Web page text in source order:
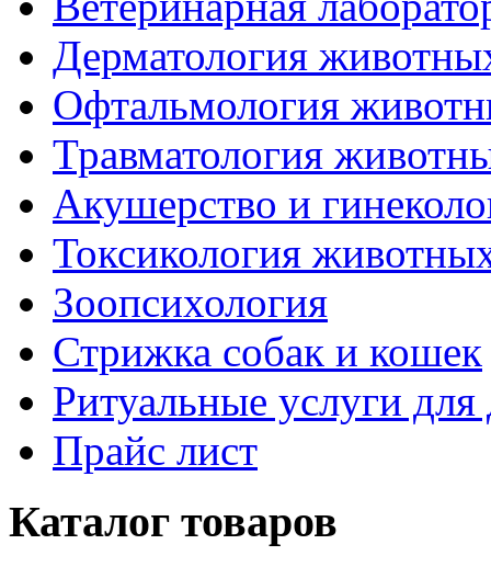
Дерматология
Офтальмология
Травматология
Акушерство и
Токсикология
Зоопсихология
Стрижка собак и кошек
Ритуальные услуги
Прайс лист
Каталог товаров